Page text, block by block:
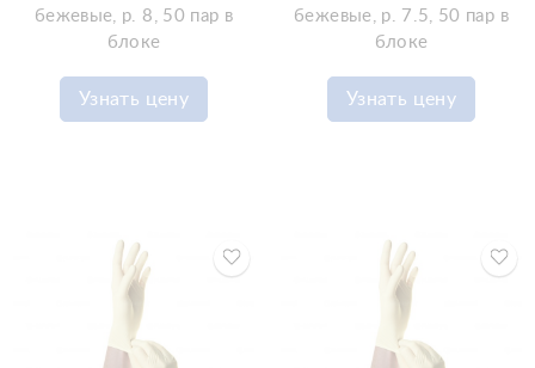
бежевые, р. 8, 50 пар в
блоке
Узнать цену
бежевые, р. 7.5, 50 пар в
блоке
Узнать цену